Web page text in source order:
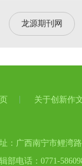
龙源期刊网
关于创新作
：广西南宁市鲤湾
部电话：0771-